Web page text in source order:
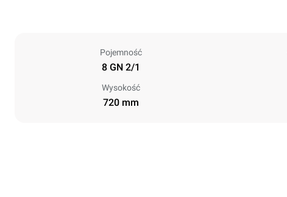
Pojemność
8 GN 2/1
Wysokość
720 mm